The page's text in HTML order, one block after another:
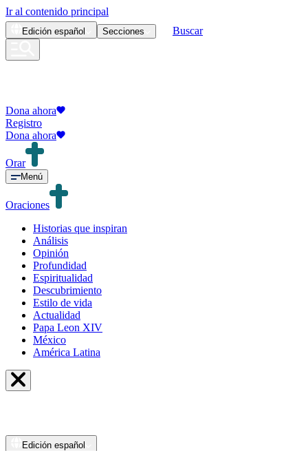
Ir al contenido principal
Edición español Secciones Buscar
Dona ahora
Registro
Dona ahora
Orar
Menú
Oraciones
Historias que inspiran
Análisis
Opinión
Profundidad
Espiritualidad
Descubrimiento
Estilo de vida
Actualidad
Papa Leon XIV
México
América Latina
Edición español